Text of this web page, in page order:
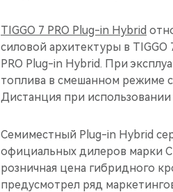
TIGGO 7 PRO Plug-in Hybrid
силовой архитектуры в
PRO Plug-in Hybrid. При
топлива в смешанном режиме
Дистанция при
Семиместный Plug-in Hybrid
официальных дилеров марки
розничная цена гибридного
предусмотрел ряд